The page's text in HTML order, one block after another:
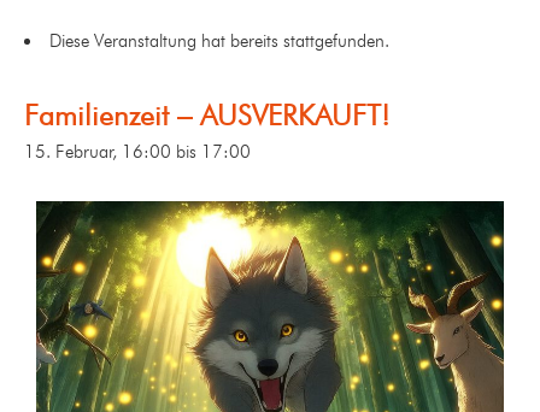
Diese Veranstaltung hat bereits stattgefunden.
Familienzeit – AUSVERKAUFT!
15. Februar, 16:00 bis 17:00